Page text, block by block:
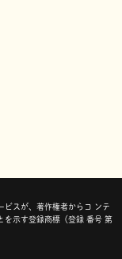
ビスが、著作権者からコ ンテ
を示す登録商標（登録 番号 第